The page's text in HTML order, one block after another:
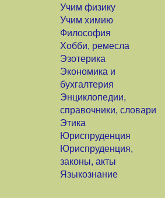
Учим физику
Учим химию
Философия
Хобби, ремесла
Эзотерика
Экономика и
бухгалтерия
Энциклопедии,
справочники, словари
Этика
Юриспруденция
Юриспруденция,
законы, акты
Языкознание